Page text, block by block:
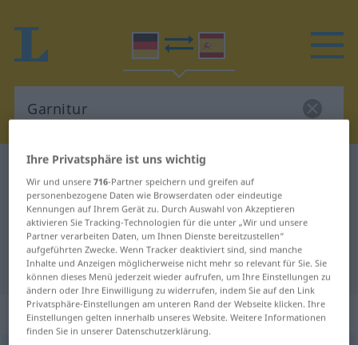
Deutsch-Spanisch Wörterbuch
Deutsch-Spanisch Übersetzung für
"Garnitur"
"Garnitur" Spanisch Übersetzung
„Garnitur“: Femininum
Ihre Privatsphäre ist uns wichtig
Wir und unsere716-Partner speichern und greifen auf
personenbezogene Daten wie Browserdaten oder eindeutige
Kennungen auf Ihrem Gerät zu. Durch Auswahl von Akzeptieren
aktivieren Sie Tracking-Technologien für die unter „Wir und unsere
Partner verarbeiten Daten, um Ihnen Dienste bereitzustellen“
aufgeführten Zwecke. Wenn Tracker deaktiviert sind, sind manche
Inhalte und Anzeigen möglicherweise nicht mehr so relevant für Sie. Sie
können dieses Menü jederzeit wieder aufrufen, um Ihre Einstellungen zu
ändern oder Ihre Einwilligung zu widerrufen, indem Sie auf den Link
Privatsphäre-Einstellungen am unteren Rand der Webseite klicken. Ihre
Einstellungen gelten innerhalb unseres Website. Weitere Informationen
finden Sie in unserer Datenschutzerklärung.